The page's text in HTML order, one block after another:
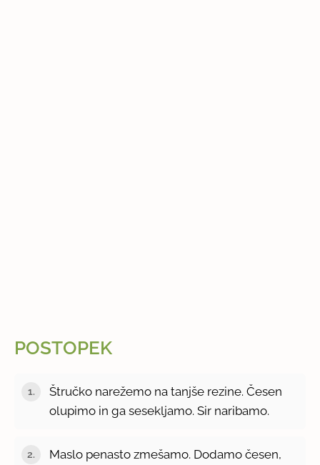
POSTOPEK
Štručko narežemo na tanjše rezine. Česen
olupimo in ga sesekljamo. Sir naribamo.
Maslo penasto zmešamo. Dodamo česen,